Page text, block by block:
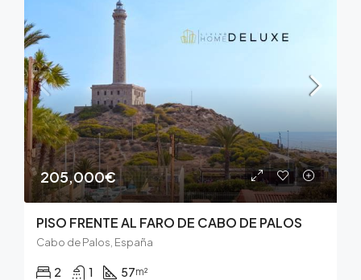
205,000€
PISO FRENTE AL FARO DE CABO DE PALOS
Cabo de Palos, España
2 1 57m²